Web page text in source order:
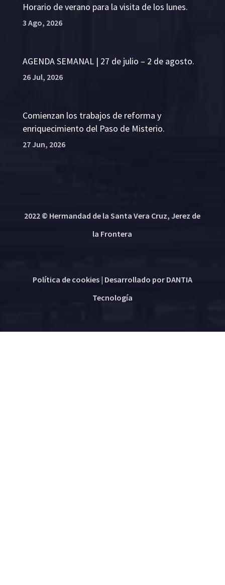
Horario de verano para la visita de los lunes.
3 Ago, 2026
AGENDA SEMANAL | 27 de julio – 2 de agosto.
26 Jul, 2026
Comienzan los trabajos de reforma y
enriquecimiento del Paso de Misterio.
27 Jun, 2026
2022 © Hermandad de la Santa Vera Cruz, Jerez de
la Frontera
Política de cookies| Desarrollado por DANTIA
Tecnología